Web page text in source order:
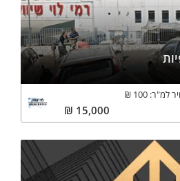
למ"ר: 100
₪
15,000
₪